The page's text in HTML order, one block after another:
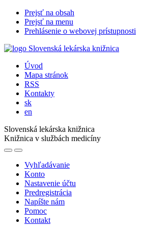
Prejsť na obsah
Prejsť na menu
Prehlásenie o webovej prístupnosti
Úvod
Mapa stránok
RSS
Kontakty
sk
en
Slovenská lekárska knižnica
Knižnica v službách medicíny
Vyhľadávanie
Konto
Nastavenie účtu
Predregistrácia
Napíšte nám
Pomoc
Kontakt